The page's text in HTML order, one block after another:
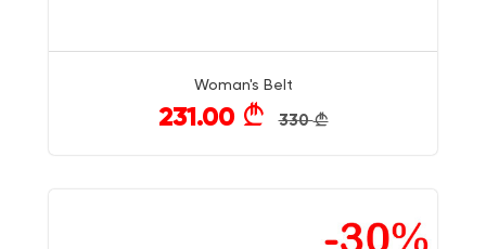
Woman's Belt
231.00 } 330}